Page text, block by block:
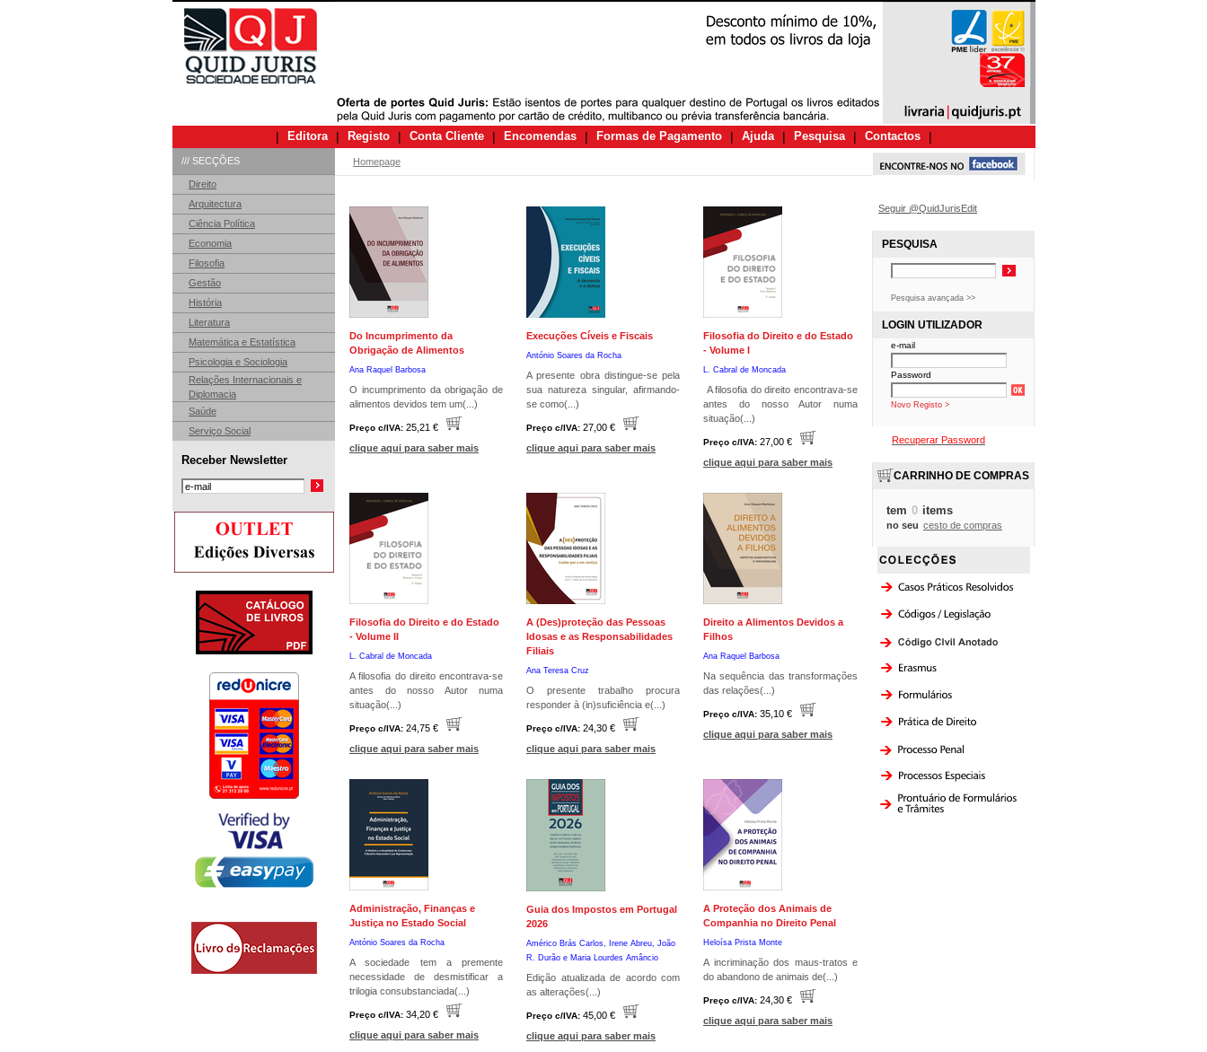
| Editora | Registo | Conta Cliente | Encomendas | Formas de Pagamento | Ajuda | Pesquisa | Contactos |
/// SECÇÕES
Direito
Arquitectura
Ciência Política
Economia
Filosofia
Gestão
História
Literatura
Matemática e Estatística
Psicologia e Sociologia
Relações Internacionais e
Diplomacia
Saúde
Serviço Social
Receber Newsletter
Homepage
Do Incumprimento da
Obrigação de Alimentos
Ana Raquel Barbosa
O incumprimento da obrigação de
alimentos devidos tem um(...)
Preço c/IVA: 25,21 €
clique aqui para saber mais
Execuções Cíveis e Fiscais
António Soares da Rocha
A presente obra distingue-se pela
sua natureza singular, afirmando-
se como(...)
Preço c/IVA: 27,00 €
clique aqui para saber mais
Filosofia do Direito e do Estado
- Volume I
L. Cabral de Moncada
A filosofia do direito encontrava-se
antes do nosso Autor numa
situação(...)
Preço c/IVA: 27,00 €
clique aqui para saber mais
Filosofia do Direito e do Estado
- Volume II
L. Cabral de Moncada
A filosofia do direito encontrava-se
antes do nosso Autor numa
situação(...)
Preço c/IVA: 24,75 €
clique aqui para saber mais
A (Des)proteção das Pessoas
Idosas e as Responsabilidades
Filiais
Ana Teresa Cruz
O presente trabalho procura
responder à (in)suficiência e(...)
Preço c/IVA: 24,30 €
clique aqui para saber mais
Direito a Alimentos Devidos a
Filhos
Ana Raquel Barbosa
Na sequência das transformações
das relações(...)
Preço c/IVA: 35,10 €
clique aqui para saber mais
Administração, Finanças e
Justiça no Estado Social
António Soares da Rocha
A sociedade tem a premente
necessidade de desmistificar a
trilogia consubstanciada(...)
Preço c/IVA: 34,20 €
clique aqui para saber mais
Guia dos Impostos em Portugal
2026
Américo Brás Carlos, Irene Abreu, João
R. Durão e Maria Lourdes Amâncio
Edição atualizada de acordo com
as alterações(...)
Preço c/IVA: 45,00 €
clique aqui para saber mais
A Proteção dos Animais de
Companhia no Direito Penal
Heloísa Prista Monte
A incriminação dos maus-tratos e
do abandono de animais de(...)
Preço c/IVA: 24,30 €
clique aqui para saber mais
Seguir @QuidJurisEdit
PESQUISA
Pesquisa avançada >>
LOGIN UTILIZADOR
e-mail
Password
Novo Registo >
Recuperar Password
CARRINHO DE COMPRAS
tem 0 items
no seu cesto de compras